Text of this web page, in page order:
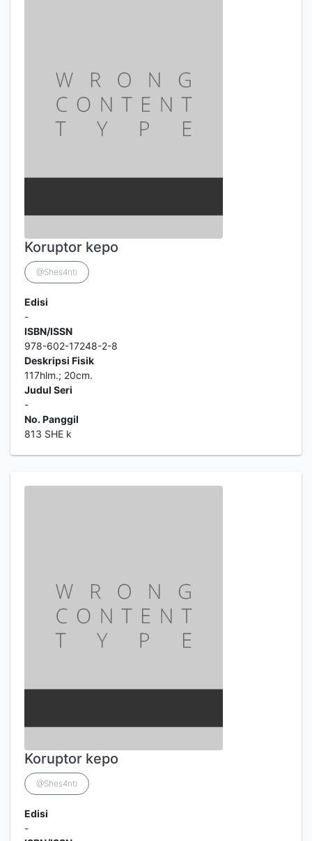
Koruptor kepo
@Shes4nti
Edisi
-
ISBN/ISSN
978-602-17248-2-8
Deskripsi Fisik
117hlm.; 20cm.
Judul Seri
-
No. Panggil
813 SHE k
Koruptor kepo
@Shes4nti
Edisi
-